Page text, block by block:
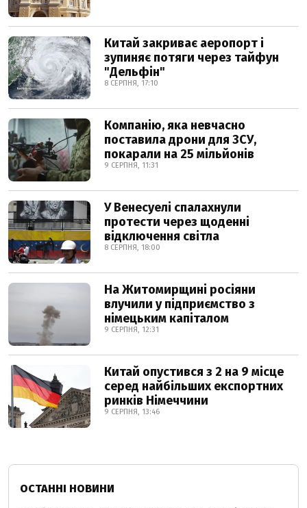
Китай закриває аеропорт і
зупиняє потяги через тайфун
"Дельфін"
8 СЕРПНЯ, 17:10
Компанію, яка невчасно
поставила дрони для ЗСУ,
покарали на 25 мільйонів
9 СЕРПНЯ, 11:31
У Венесуелі спалахнули
протести через щоденні
відключення світла
8 СЕРПНЯ, 18:00
На Житомирщині росіяни
влучили у підприємство з
німецьким капіталом
9 СЕРПНЯ, 12:31
Китай опустився з 2 на 9 місце
серед найбільших експортних
ринків Німеччини
9 СЕРПНЯ, 13:46
ОСТАННІ НОВИНИ